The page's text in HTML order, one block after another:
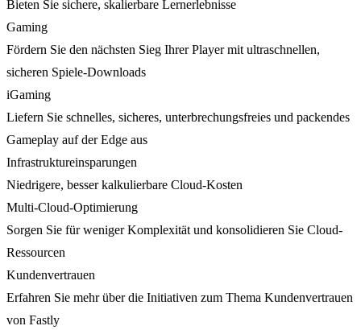
Bieten Sie sichere, skalierbare Lernerlebnisse
Gaming
Fördern Sie den nächsten Sieg Ihrer Player mit ultraschnellen,
sicheren Spiele-Downloads
iGaming
Liefern Sie schnelles, sicheres, unterbrechungsfreies und packendes
Gameplay auf der Edge aus
Infrastruktureinsparungen
Niedrigere, besser kalkulierbare Cloud-Kosten
Multi-Cloud-Optimierung
Sorgen Sie für weniger Komplexität und konsolidieren Sie Cloud-
Ressourcen
Kundenvertrauen
Erfahren Sie mehr über die Initiativen zum Thema Kundenvertrauen
von Fastly